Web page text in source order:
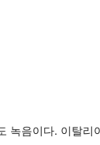
녹음이다. 이탈리